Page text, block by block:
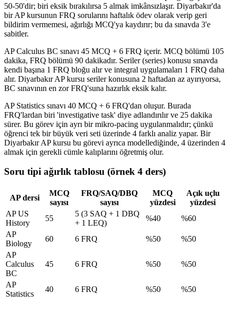
50-50'dir; biri eksik bırakılırsa 5 almak imkânsızlaşır. Diyarbakır'da
bir AP kursunun FRQ sorularını haftalık ödev olarak verip geri
bildirim vermemesi, ağırlığı MCQ'ya kaydırır; bu da sınavda 3'e
sabitler.
AP Calculus BC sınavı 45 MCQ + 6 FRQ içerir. MCQ bölümü 105
dakika, FRQ bölümü 90 dakikadır. Seriler (series) konusu sınavda
kendi başına 1 FRQ bloğu alır ve integral uygulamaları 1 FRQ daha
alır. Diyarbakır AP kursu seriler konusuna 2 haftadan az ayırıyorsa,
BC sınavının en zor FRQ'suna hazırlık eksik kalır.
AP Statistics sınavı 40 MCQ + 6 FRQ'dan oluşur. Burada
FRQ'lardan biri 'investigative task' diye adlandırılır ve 25 dakika
sürer. Bu görev için ayrı bir mikro-pacing uygulanmalıdır; çünkü
öğrenci tek bir büyük veri seti üzerinde 4 farklı analiz yapar. Bir
Diyarbakır AP kursu bu görevi ayrıca modellediğinde, 4 üzerinden 4
almak için gerekli cümle kalıplarını öğretmiş olur.
Soru tipi ağırlık tablosu (örnek 4 ders)
AP dersi
MCQ
sayısı
FRQ/SAQ/DBQ
sayısı
MCQ
yüzdesi
Açık uçlu
yüzdesi
AP US
History
55
5 (3 SAQ + 1 DBQ
+ 1 LEQ)
%40
%60
AP
Biology
60 6 FRQ %50
%50
AP
Calculus
BC
45 6 FRQ %50 %50
AP
Statistics
40 6 FRQ %50 %50